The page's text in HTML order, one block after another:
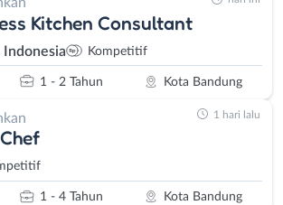
Kitchen Consultant
Indonesia Kompetitif
1 - 2 Tahun Kota Bandung
1 - 4 Tahun Kota Bandung
1 hari lalu